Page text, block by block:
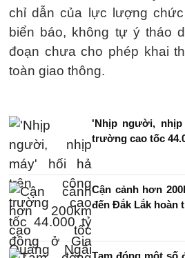
chỉ dẫn của lực lượng
biển báo, không tự ý tháo
đoạn chưa cho phép khai
toàn giao thông.
'Nhịp người,
trường cao tốc
Cận cảnh hơn
đến Đắk Lắk hoàn
Tạm đóng một số